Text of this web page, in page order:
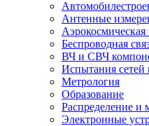
Антенные
Беспроводная
ВЧ и СВЧ
Испытания сетей
Метрология
Образование
Распределение и
Электронные